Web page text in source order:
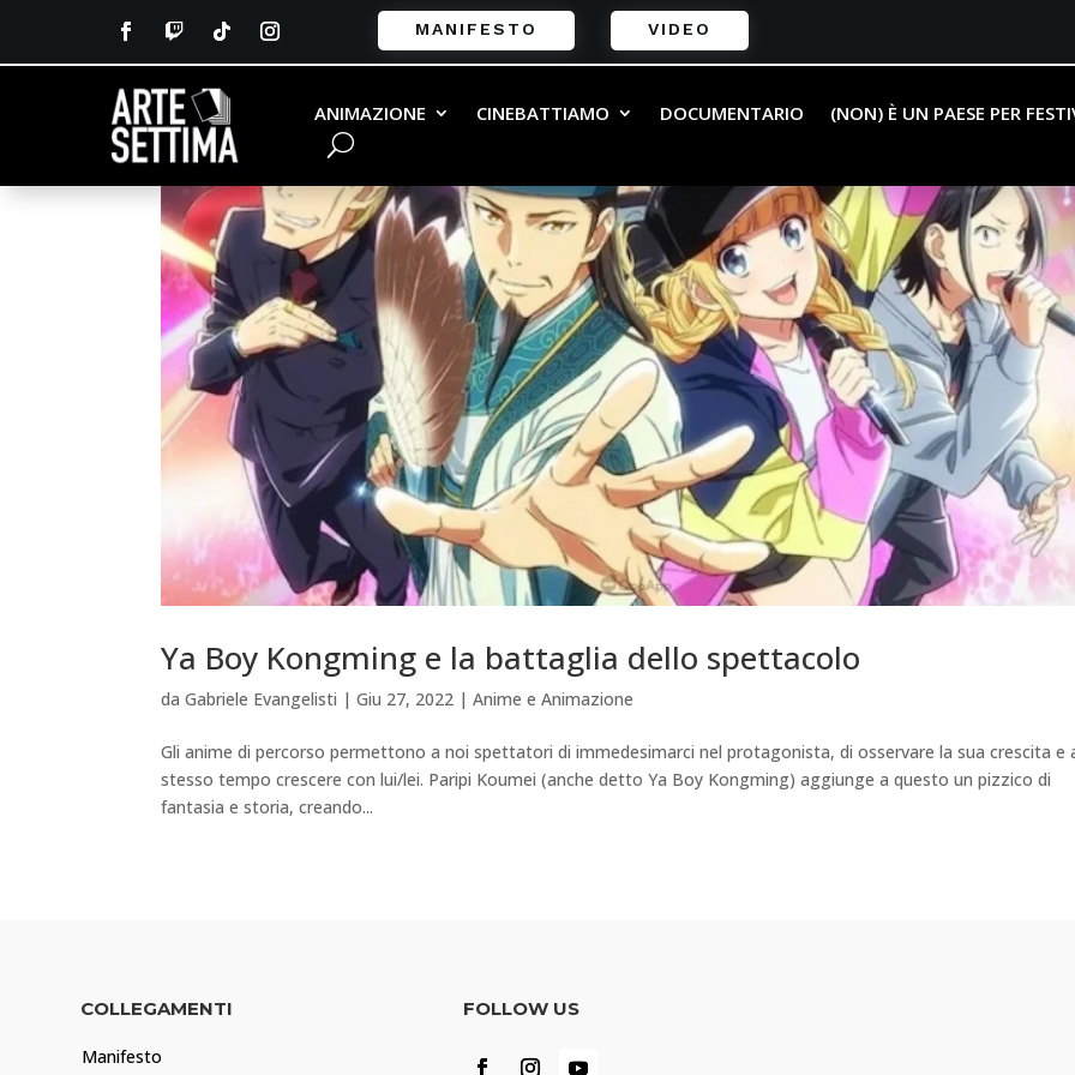
MANIFESTO VIDEO
ANIMAZIONE CINEBATTIAMO DOCUMENTARIO (NON) È UN PAESE PER
Ya Boy Kongming e la battaglia dello spettacolo
daGabriele Evangelisti |Giu 27, 2022 |Anime e Animazione
Gli anime di percorso permettono a noi spettatori di immedesimarci nel protagonista, di osservare la sua crescita e
stesso tempo crescere con lui/lei. Paripi Koumei (anche detto Ya Boy Kongming) aggiunge a questo un pizzico di
fantasia e storia, creando...
COLLEGAMENTI
Manifesto
FOLLOW US